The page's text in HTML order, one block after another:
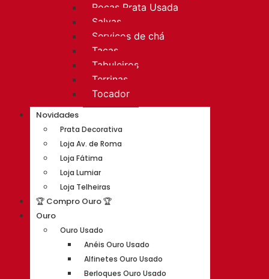
Rocas Prata Usada
Salvas
Serviços de chá
Taças
Tabuleiros
Terrinas
Tocador
Novidades
Prata Decorativa
Loja Av. de Roma
Loja Fátima
Loja Lumiar
Loja Telheiras
🏆 Compro Ouro 🏆
Ouro
Ouro Usado
Anéis Ouro Usado
Alfinetes Ouro Usado
Berloques Ouro Usado